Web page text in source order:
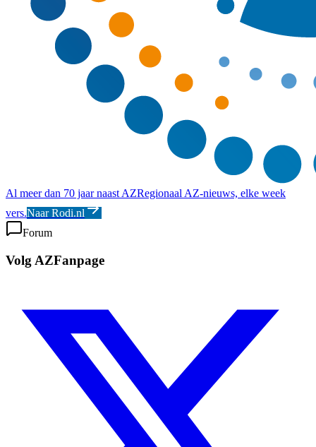
Al meer dan 70 jaar naast AZRegionaal AZ-nieuws, elke week
vers.Naar Rodi.nl
Forum
Volg AZFanpage